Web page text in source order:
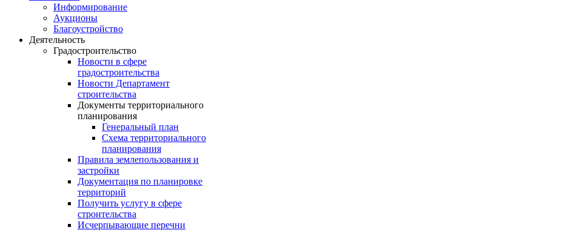
Информирование
Аукционы
Благоустройство
Деятельность
Градостроительство
Новости в сфере
градостроительства
Новости Департамент
строительства
Документы территориального
планирования
Генеральный план
Схема территориального
планирования
Правила землепользования и
застройки
Документация по планировке
территорий
Получить услугу в сфере
строительства
Исчерпывающие перечни